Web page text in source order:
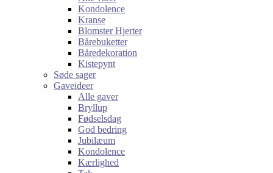
Kondolence
Kranse
Blomster Hjerter
Bårebuketter
Båredekoration
Kistepynt
Søde sager
Gaveideer
Alle gaver
Bryllup
Fødselsdag
God bedring
Jubilæum
Kondolence
Kærlighed